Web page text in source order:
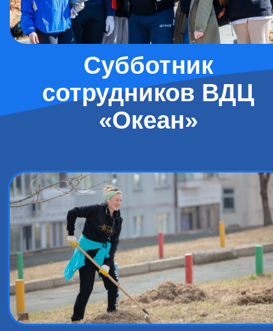
Субботник
сотрудников ВДЦ
«Океан»